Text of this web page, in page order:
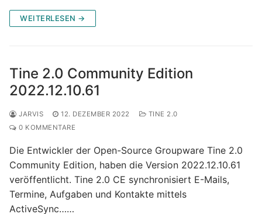
WEITERLESEN →
Tine 2.0 Community Edition
2022.12.10.61
JARVIS 12. DEZEMBER 2022
TINE 2.0
0 KOMMENTARE
Die Entwickler der Open-Source Groupware Tine 2.0
Community Edition, haben die Version 2022.12.10.61
veröffentlicht. Tine 2.0 CE synchronisiert E-Mails,
Termine, Aufgaben und Kontakte mittels
ActiveSync……